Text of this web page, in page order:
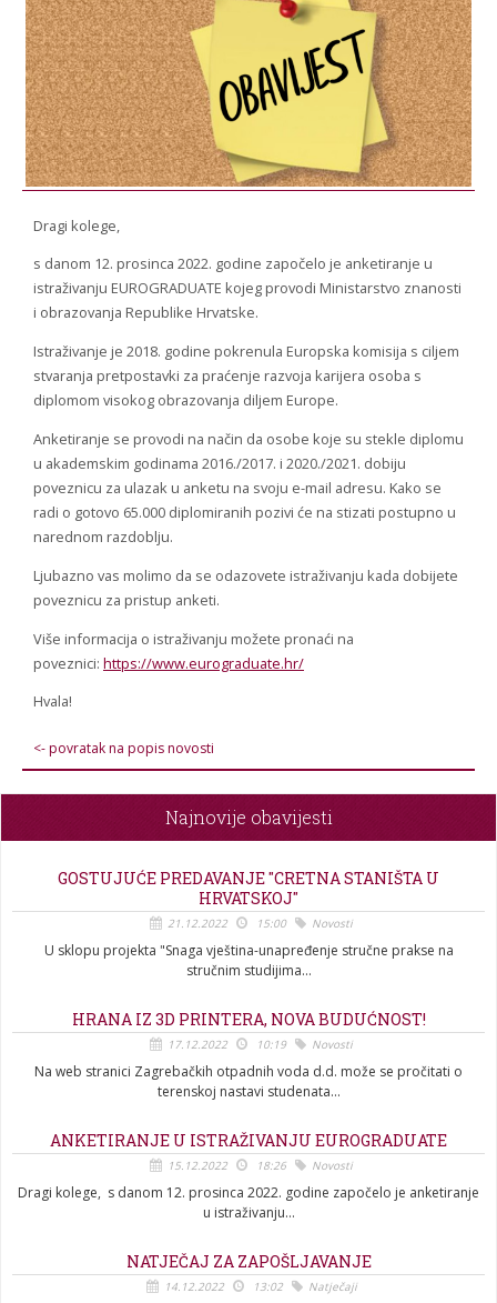
STROJARSTVOSKUP ZRZZ
Dragi kolege,
s danom 12. prosinca 2022. godine započelo je anketiranje u
istraživanju EUROGRADUATE kojeg provodi Ministarstvo znanosti
i obrazovanja Republike Hrvatske.
Istraživanje je 2018. godine pokrenula Europska komisija s ciljem
stvaranja pretpostavki za praćenje razvoja karijera osoba s
diplomom visokog obrazovanja diljem Europe.
Anketiranje se provodi na način da osobe koje su stekle diplomu
u akademskim godinama 2016./2017. i 2020./2021. dobiju
poveznicu za ulazak u anketu na svoju e-mail adresu. Kako se
radi o gotovo 65.000 diplomiranih pozivi će na stizati postupno u
narednom razdoblju.
Ljubazno vas molimo da se odazovete istraživanju kada dobijete
poveznicu za pristup anketi.
Više informacija o istraživanju možete pronaći na
poveznici: https://www.eurograduate.hr/
Hvala!
<- povratak na popis novosti
Najnovije obavijesti
GOSTUJUĆE PREDAVANJE "CRETNA STANIŠTA U
HRVATSKOJ"
21.12.2022 15:00 Novosti
U sklopu projekta "Snaga vještina-unapređenje stručne prakse na
stručnim studijima...
HRANA IZ 3D PRINTERA, NOVA BUDUĆNOST!
17.12.2022 10:19 Novosti
Na web stranici Zagrebačkih otpadnih voda d.d. može se pročitati o
terenskoj nastavi studenata...
ANKETIRANJE U ISTRAŽIVANJU EUROGRADUATE
15.12.2022 18:26 Novosti
Dragi kolege, s danom 12. prosinca 2022. godine započelo je anketiranje
u istraživanju...
NATJEČAJ ZA ZAPOŠLJAVANJE
14.12.2022 13:02 Natječaji